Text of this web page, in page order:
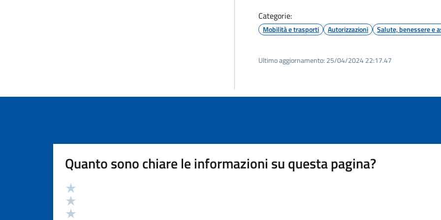
Categorie:
Mobilità e trasporti Autorizzazioni Salute, benessere e
Ultimo aggiornamento: 25/04/2024 22:17.47
Quanto sono chiare le informazioni su questa pagina?
Valutazione